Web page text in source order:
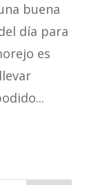
buena
día para
es